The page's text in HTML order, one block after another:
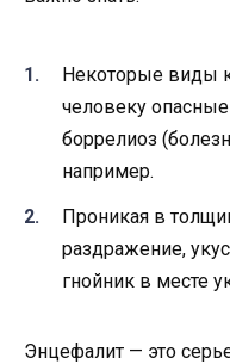
Некоторые виды
человеку
боррелиоз
например.
Проникая в
раздражение,
гнойник в месте
Энцефалит — это